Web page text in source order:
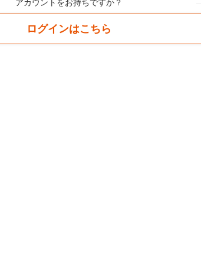
アカウントをお持ちですか？
ログインはこちら